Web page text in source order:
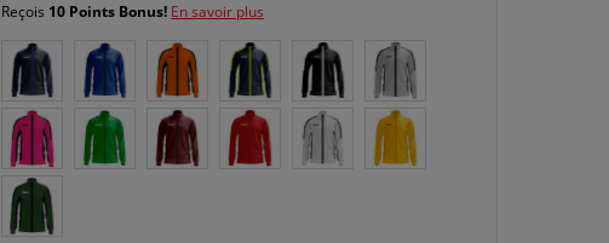
Reçois 10 Points Bonus! En savoir plus